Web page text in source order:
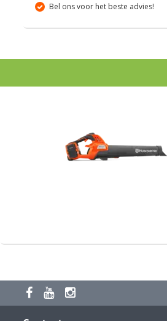
Bel ons voor het beste advies!